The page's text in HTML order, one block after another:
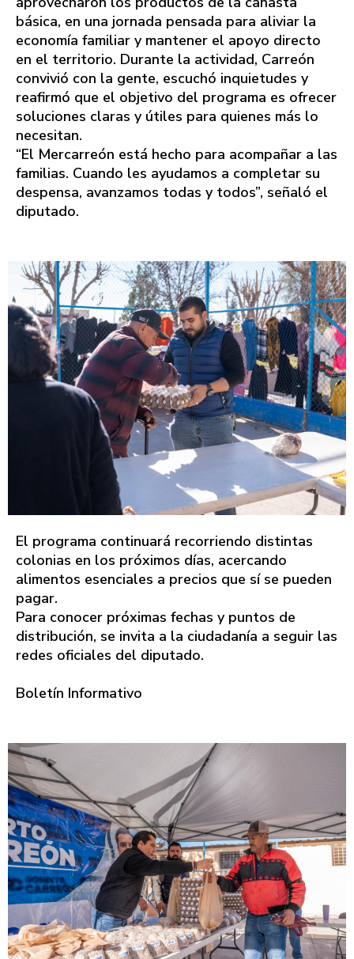
básica, en una jornada pensada para aliviar la
economía familiar y mantener el apoyo directo
en el territorio. Durante la actividad, Carreón
convivió con la gente, escuchó inquietudes y
reafirmó que el objetivo del programa es ofrecer
soluciones claras y útiles para quienes más lo
necesitan.
“El Mercarreón está hecho para acompañar a las
familias. Cuando les ayudamos a completar su
despensa, avanzamos todas y todos”, señaló el
diputado.
El programa continuará recorriendo distintas
colonias en los próximos días, acercando
alimentos esenciales a precios que sí se pueden
pagar.
Para conocer próximas fechas y puntos de
distribución, se invita a la ciudadanía a seguir las
redes oficiales del diputado.
Boletín Informativo